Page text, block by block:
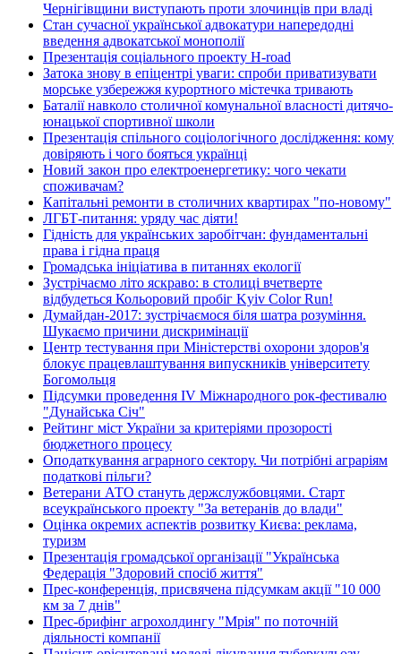
Чернігівщини виступають проти злочинців при владі
Стан сучасної української адвокатури напередодні
введення адвокатської монополії
Презентація соціального проекту H-road
Затока знову в епіцентрі уваги: спроби приватизувати
морське узбережжя курортного містечка тривають
Баталії навколо столичної комунальної власності дитячо-
юнацької спортивної школи
Презентація спільного соціологічного дослідження: кому
довіряють і чого бояться українці
Новий закон про електроенергетику: чого чекати
споживачам?
Капітальні ремонти в столичних квартирах "по-новому"
ЛГБТ-питання: уряду час діяти!
Гідність для українських заробітчан: фундаментальні
права і гідна праця
Громадська ініціатива в питаннях екології
Зустрічаємо літо яскраво: в столиці вчетверте
відбудеться Кольоровий пробіг Kyiv Color Run!
Думайдан-2017: зустрічаємося біля шатра розуміння.
Шукаємо причини дискримінації
Центр тестування при Міністерстві охорони здоров'я
блокує працевлаштування випускників університету
Богомольця
Підсумки проведення IV Міжнародного рок-фестивалю
"Дунайська Січ"
Рейтинг міст України за критеріями прозорості
бюджетного процесу
Оподаткування аграрного сектору. Чи потрібні аграріям
податкові пільги?
Ветерани АТО стануть держслужбовцями. Старт
всеукраїнського проекту "За ветеранів до влади"
Оцінка окремих аспектів розвитку Києва: реклама,
туризм
Презентація громадської організації "Українська
Федерація "Здоровий спосіб життя"
Прес-конференція, присвячена підсумкам акції "10 000
км за 7 днів"
Прес-брифінг агрохолдингу "Мрія" по поточній
діяльності компанії